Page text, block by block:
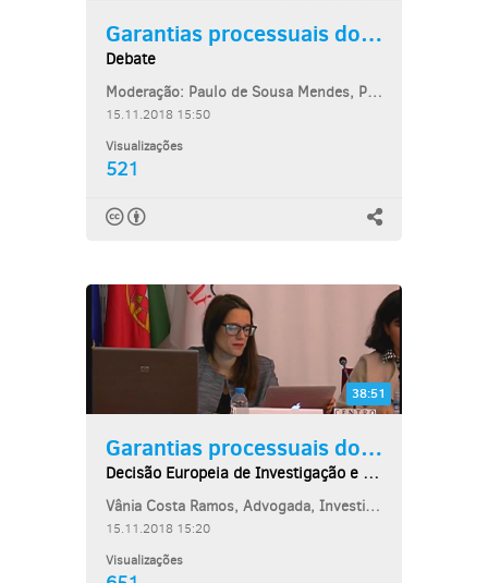
Garantias processuais dos...
Debate
Moderação: Paulo de Sousa Mendes, Professor Associado da Faculdade de Direito...
15.11.2018 15:50
Visualizações
521
38:51
Garantias processuais dos...
Decisão Europeia de Investigação e garantias...
Vânia Costa Ramos, Advogada, Investigadora do Centro de Direito Penal e...
15.11.2018 15:20
Visualizações